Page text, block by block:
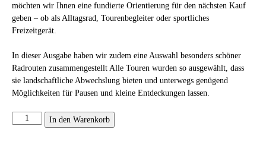
möchten wir Ihnen eine fundierte Orientierung für den nächsten Kauf
geben – ob als Alltagsrad, Tourenbegleiter oder sportliches
Freizeitgerät.
In dieser Ausgabe haben wir zudem eine Auswahl besonders schöner
Radrouten zusammengestellt Alle Touren wurden so ausgewählt, dass
sie landschaftliche Abwechslung bieten und unterwegs genügend
Möglichkeiten für Pausen und kleine Entdeckungen lassen.
RADtourenIn den Warenkorb